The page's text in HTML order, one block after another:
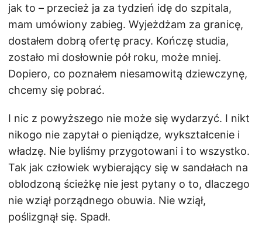
jak to – przecież ja za tydzień idę do szpitala,
mam umówiony zabieg. Wyjeżdżam za granicę,
dostałem dobrą ofertę pracy. Kończę studia,
zostało mi dosłownie pół roku, może mniej.
Dopiero, co poznałem niesamowitą dziewczynę,
chcemy się pobrać.
I nic z powyższego nie może się wydarzyć. I nikt
nikogo nie zapytał o pieniądze, wykształcenie i
władzę. Nie byliśmy przygotowani i to wszystko.
Tak jak człowiek wybierający się w sandałach na
oblodzoną ścieżkę nie jest pytany o to, dlaczego
nie wziął porządnego obuwia. Nie wziął,
poślizgnął się. Spadł.